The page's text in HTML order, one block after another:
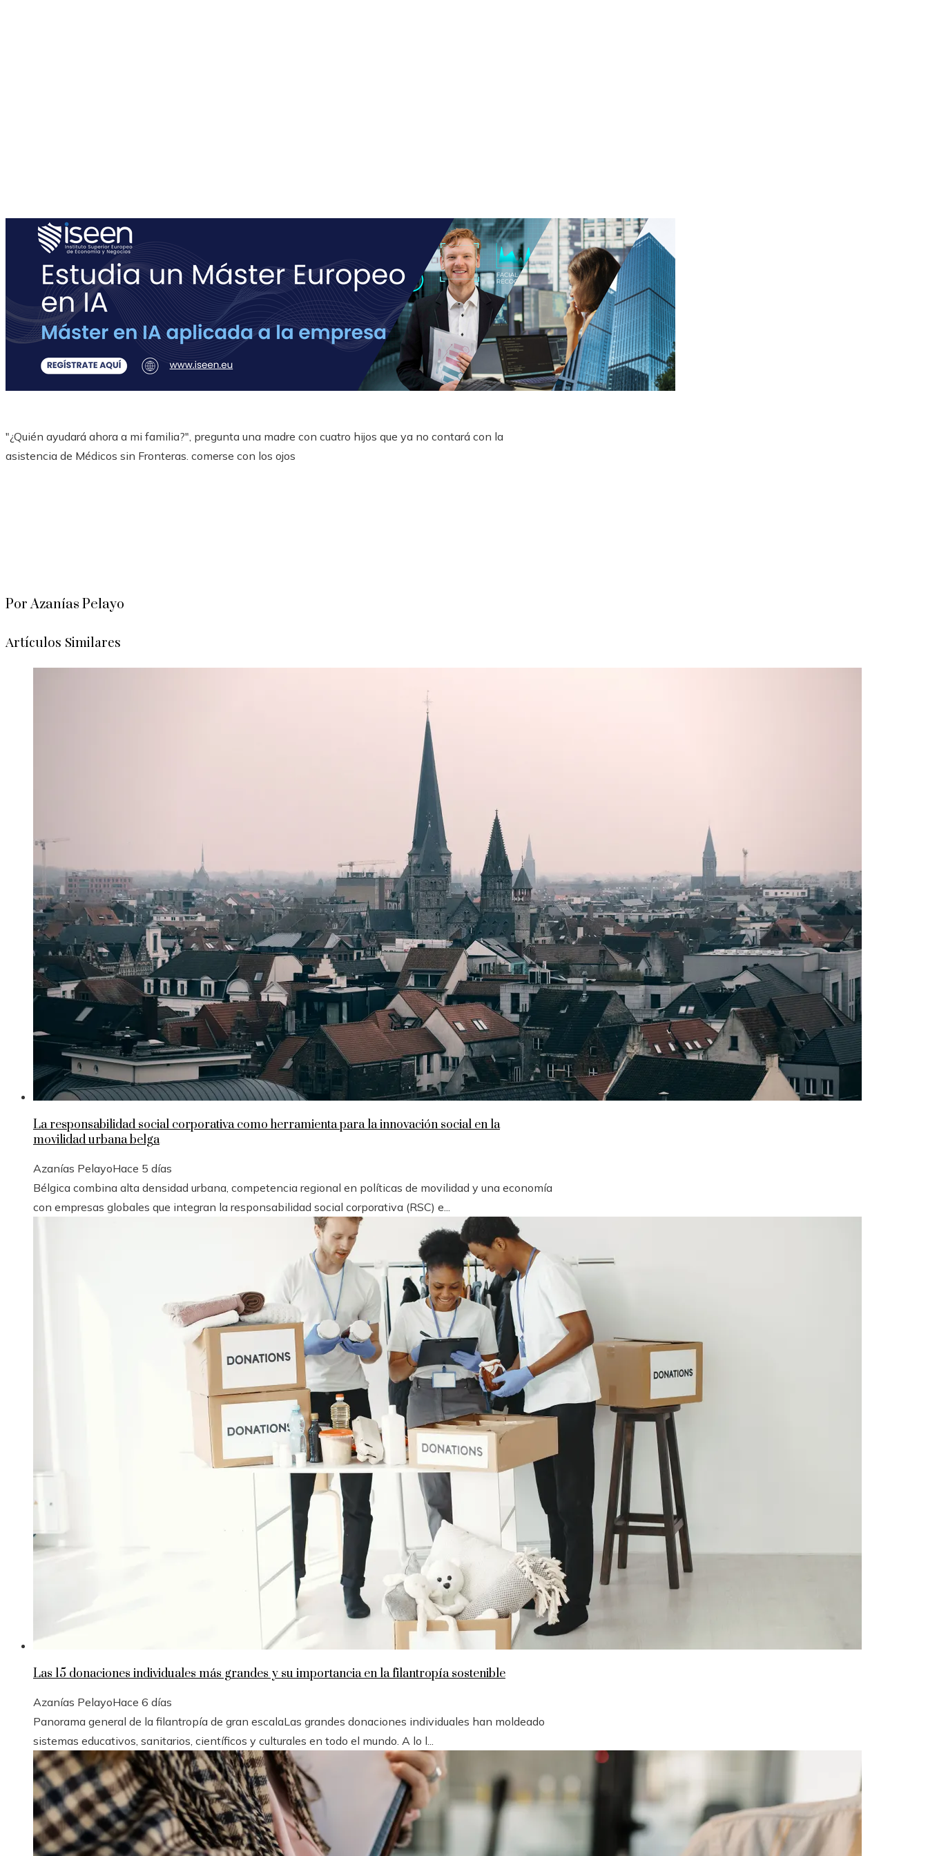
"¿Quién ayudará ahora a mi familia?", pregunta una madre con cuatro hijos que ya no contará con la
asistencia de Médicos sin Fronteras. comerse con los ojos
Por Azanías Pelayo
Artículos Similares
La responsabilidad social corporativa como herramienta para la innovación social en la
movilidad urbana belga
Azanías PelayoHace 5 días
Bélgica combina alta densidad urbana, competencia regional en políticas de movilidad y una economía
con empresas globales que integran la responsabilidad social corporativa (RSC) e...
Las 15 donaciones individuales más grandes y su importancia en la filantropía sostenible
Azanías PelayoHace 6 días
Panorama general de la filantropía de gran escalaLas grandes donaciones individuales han moldeado
sistemas educativos, sanitarios, científicos y culturales en todo el mundo. A lo l...